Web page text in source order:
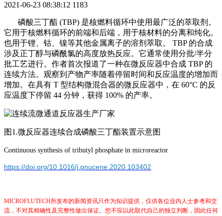
2021-06-23 08:38:12 1183
磷酸三丁酯 (TBP) 是核燃料循环中使用最广泛的萃取剂。
它用于核燃料循环的前端和后端，用于核材料的分离和纯化。
也用于锂、钴、镍等其他金属离子的溶剂萃取。 TBP 的合成
涉及正丁醇与磷酰氯的高度放热反应。它通常使用分批/半分
批工艺进行。 作者首次报道了一种在微反应器中合成 TBP 的
连续方法。 观察到产物产率随着停留时间和反应温度的增加而
增加。在具有 T 型结构微混合器的微反应器中，在 60°C 的反
应温度下停留 44 分钟，获得 100% 的产率。
图1.微反应器连续合成磷酸三丁酯装置示意图
Continuous synthesis of tributyl phosphate in microreactor
https://doi.org/10.1016/j.pnucene.2020.103402
MICROFLUTECH所发布的新闻资讯只作为知识提供，仅供各位业内人士参考和交
流，不对其精确性及完整性做出保证。您不应以此取代自己的独立判断，因此任何